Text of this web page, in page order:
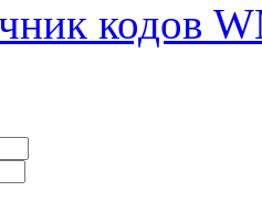
кодов